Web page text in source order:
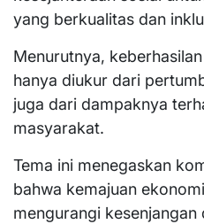
yang berkualitas dan
Menurutnya,
hanya diukur dari
juga dari dampaknya
masyarakat.
Tema ini menegaskan
bahwa kemajuan
mengurangi